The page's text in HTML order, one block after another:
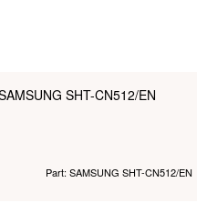
SHT-CN512/EN
Part: SAMSUNG SHT-CN512/EN